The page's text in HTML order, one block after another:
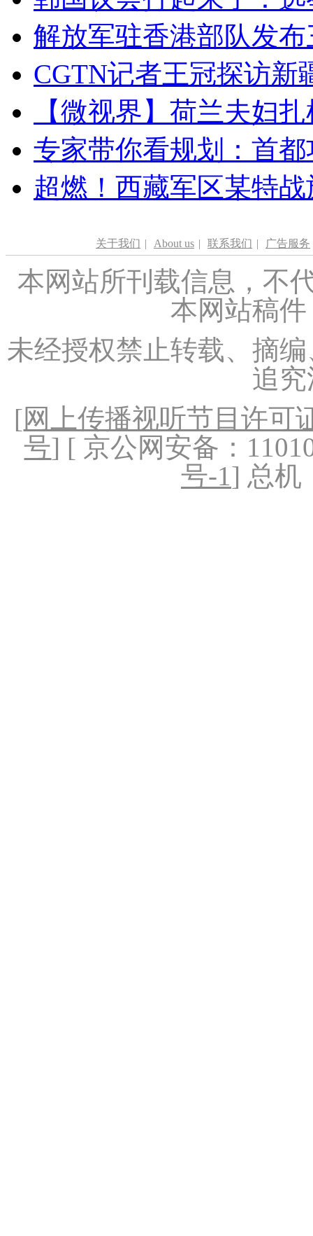
解放军驻香港部队发
CGTN记者王冠探访新
【微视界】荷兰夫妇
专家带你看规划：首
超燃！西藏军区某特
关于我们 | About us | 联系我们 | 广告服务
本网站所刊载信息，不
本网站稿
未经授权禁止转载、摘
追
[网上传播视听节目许可
号] [ 京公网安备：
号-1] 总机